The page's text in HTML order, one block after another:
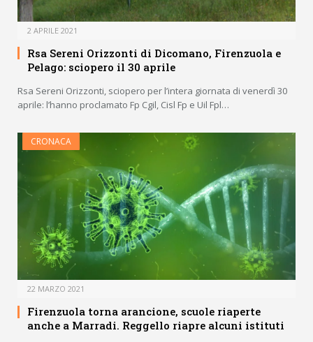
2 APRILE 2021
Rsa Sereni Orizzonti di Dicomano, Firenzuola e
Pelago: sciopero il 30 aprile
Rsa Sereni Orizzonti, sciopero per l’intera giornata di venerdì 30
aprile: l’hanno proclamato Fp Cgil, Cisl Fp e Uil Fpl…
CRONACA
22 MARZO 2021
Firenzuola torna arancione, scuole riaperte
anche a Marradi. Reggello riapre alcuni istituti